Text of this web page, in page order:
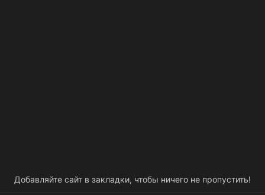
Добавляйте сайт в закладки, чтобы ничего не пропустить!